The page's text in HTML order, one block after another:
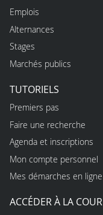
Emplois
Alternances
Stages
Marchés publics
TUTORIELS
Premiers pas
Faire une recherche
Agenda et inscriptions
Mon compte personnel
Mes démarches en ligne
ACCÉDER À LA COUR